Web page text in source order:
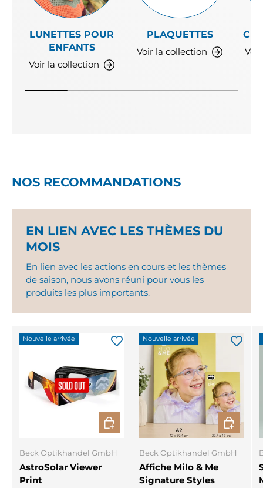
LUNETTES POUR
ENFANTS
Voir la collection
PLAQUETTES
Voir la collection
NOS RECOMMANDATIONS
EN LIEN AVEC LES THÈMES DU
MOIS
En lien avec les actions en cours et les thèmes
de saison, nous avons réuni pour vous les
produits les plus importants.
Nouvelle arrivée
Beck Optikhandel GmbH
AstroSolar Viewer
Print
CHOISIR LES OPTIONS
Nouvelle arrivée
Beck Optikhandel GmbH
Affiche Milo & Me
Signature Styles
CHOISIR